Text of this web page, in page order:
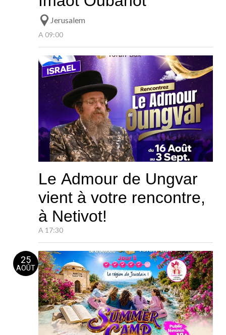
Jerusalem
A 09:00
Le Admour de Ungvar
vient à votre rencontre,
à Netivot!
A 17:30
25
AOÛT